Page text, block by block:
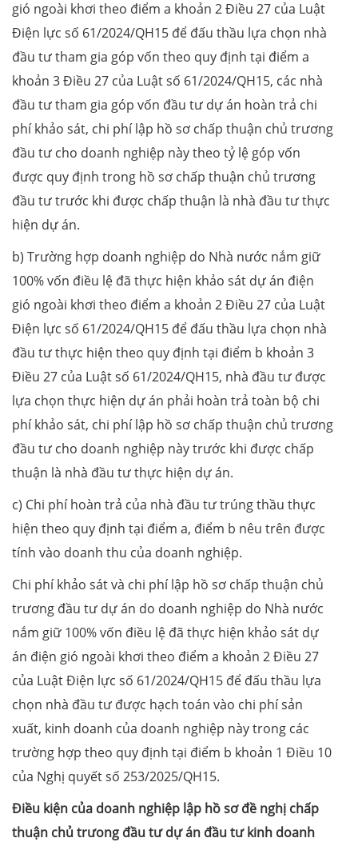
gió ngoài khơi theo điểm a khoản 2 Điều 27 của Luật
Điện lực số 61/2024/QH15 để đấu thầu lựa chọn nhà
đầu tư tham gia góp vốn theo quy định tại điểm a
khoản 3 Điều 27 của Luật số 61/2024/QH15, các nhà
đầu tư tham gia góp vốn đầu tư dự án hoàn trả chi
phí khảo sát, chi phí lập hồ sơ chấp thuận chủ trương
đầu tư cho doanh nghiệp này theo tỷ lệ góp vốn
được quy định trong hồ sơ chấp thuận chủ trương
đầu tư trước khi được chấp thuận là nhà đầu tư thực
hiện dự án.
b) Trường hợp doanh nghiệp do Nhà nước nắm giữ
100% vốn điều lệ đã thực hiện khảo sát dự án điện
gió ngoài khơi theo điểm a khoản 2 Điều 27 của Luật
Điện lực số 61/2024/QH15 để đấu thầu lựa chọn nhà
đầu tư thực hiện theo quy định tại điểm b khoản 3
Điều 27 của Luật số 61/2024/QH15, nhà đầu tư được
lựa chọn thực hiện dự án phải hoàn trả toàn bộ chi
phí khảo sát, chi phí lập hồ sơ chấp thuận chủ trương
đầu tư cho doanh nghiệp này trước khi được chấp
thuận là nhà đầu tư thực hiện dự án.
c) Chi phí hoàn trả của nhà đầu tư trúng thầu thực
hiện theo quy định tại điểm a, điểm b nêu trên được
tính vào doanh thu của doanh nghiệp.
Chi phí khảo sát và chi phí lập hồ sơ chấp thuận chủ
trương đầu tư dự án do doanh nghiệp do Nhà nước
nắm giữ 100% vốn điều lệ đã thực hiện khảo sát dự
án điện gió ngoài khơi theo điểm a khoản 2 Điều 27
của Luật Điện lực số 61/2024/QH15 để đấu thầu lựa
chọn nhà đầu tư được hạch toán vào chi phí sản
xuất, kinh doanh của doanh nghiệp này trong các
trường hợp theo quy định tại điểm b khoản 1 Điều 10
của Nghị quyết số 253/2025/QH15.
Điều kiện của doanh nghiệp lập hồ sơ đề nghị chấp
thuận chủ trưong đầu tư dự án đầu tư kinh doanh